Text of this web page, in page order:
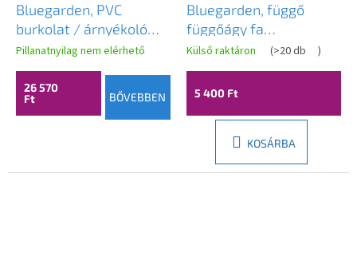
Bluegarden, PVC
burkolat / árnyékoló
terasz-erkélyhez 150 x
500 cm, zöld, OGR-
20061
Pillanatnyilag nem elérhető
26 570
Ft
BŐVEBBEN
Bluegarden, függő
függőágy fa
támasztékkal 1 fő
részére 90x200cm
Függőágy 400257,
Külső raktáron (>20 db )
5 400 Ft
KOSÁRBA